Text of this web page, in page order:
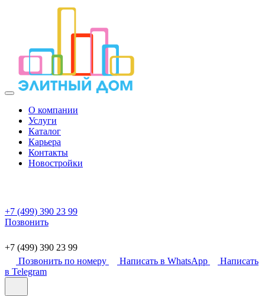
О компании
Услуги
Каталог
Карьера
Контакты
Новостройки
+7 (499) 390 23 99
Позвонить
+7 (499) 390 23 99
Позвонить по номеру
Написать в WhatsApp
Написать
в Telegram